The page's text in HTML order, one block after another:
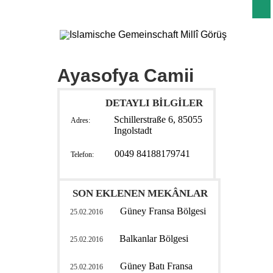
Ayasofya Camii
DETAYLI BİLGİLER
Adres:
Schillerstraße 6, 85055
Ingolstadt
Telefon: 0049 84188179741
SON EKLENEN MEKÂNLAR
25.02.2016 Güney Fransa Bölgesi
25.02.2016 Balkanlar Bölgesi
25.02.2016
Güney Batı Fransa